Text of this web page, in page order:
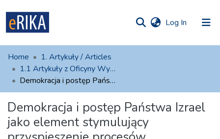
Log In (current)
UAFM
Information
For authors
Help
Contact
Home
1. Artykuły / Articles
1.1 Artykuły z Oficyny Wydawniczej AFM
Demokracja i postęp Państwa Izrael jako element stymulujący przyspieszenie procesów modernizacyjnych i demokratycznych wśród Palestyńczyków
Demokracja i postęp Państwa Izrael
jako element stymulujący